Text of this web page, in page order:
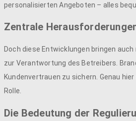
personalisierten Angeboten – alles
Zentrale
Doch diese Entwicklungen bringen
zur Verantwortung des Betreibers.
Kundenvertrauen zu sichern. Genau
Rolle.
Die Bedeutung der